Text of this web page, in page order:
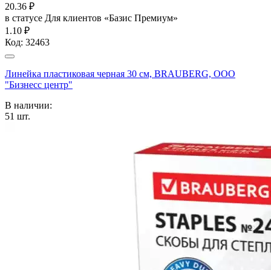
20.36 ₽
в статусе Для клиентов «Базис Премиум»
1.10 ₽
Код: 32463
Линейка пластиковая черная 30 см, BRAUBERG, ООО
"Бизнесс центр"
В наличии:
51 шт.